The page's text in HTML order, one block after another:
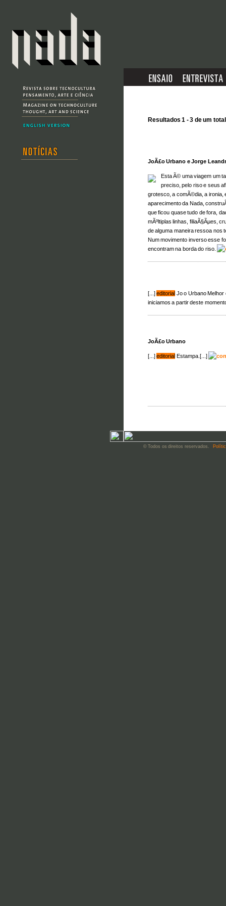
Resultados 1 - 3 de um
JoÃ£o Urbano e Jorge
Esta Ã© uma viagem um
preciso, pelo riso e seus
grotesco, a comÃ©dia, a ironia,
aparecimento da Nada,
que ficou quase tudo de fora,
mÃºltiplas linhas, filiaÃ§Ãµes,
de alguma maneira ressoa nos
Num movimento inverso esse
encontram na borda do riso.
[...]editorial Jo o Urbano Melhor
iniciamos a partir deste
JoÃ£o Urbano
[...]editorial Estampa.[...]
© Todos os direitos reservados.